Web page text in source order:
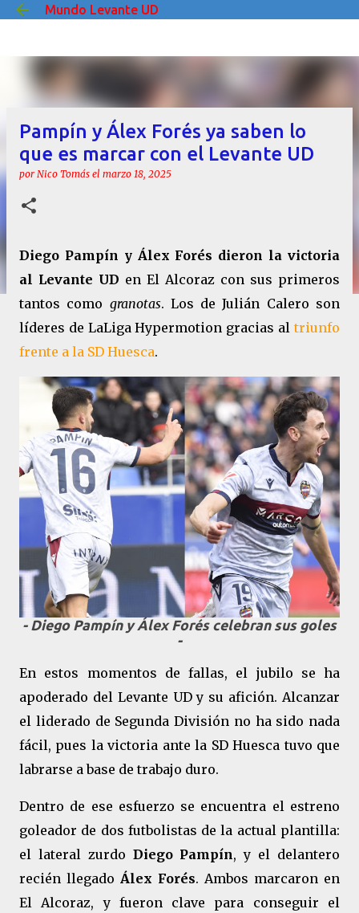
Ir al contenido principal
Mundo Levante UD
Pampín y Álex Forés ya saben lo
que es marcar con el Levante UD
por Nico Tomás el marzo 18, 2025
Diego Pampín y Álex Forés dieron la victoria
al Levante UD en El Alcoraz con sus primeros
tantos como granotas. Los de Julián Calero son
líderes de LaLiga Hypermotion gracias altriunfo
frente a la SD Huesca.
- Diego Pampín y Álex Forés celebran sus goles
-
En estos momentos de fallas, el jubilo se ha
apoderado del Levante UD y su afición. Alcanzar
el liderado de Segunda División no ha sido nada
fácil, pues la victoria ante la SD Huesca tuvo que
labrarse a base de trabajo duro.
Dentro de ese esfuerzo se encuentra el estreno
goleador de dos futbolistas de la actual plantilla:
el lateral zurdo Diego Pampín, y el delantero
recién llegado Álex Forés. Ambos marcaron en
El Alcoraz, y fueron clave para conseguir el